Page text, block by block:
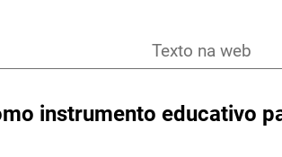
Texto na web
instrumento educativo